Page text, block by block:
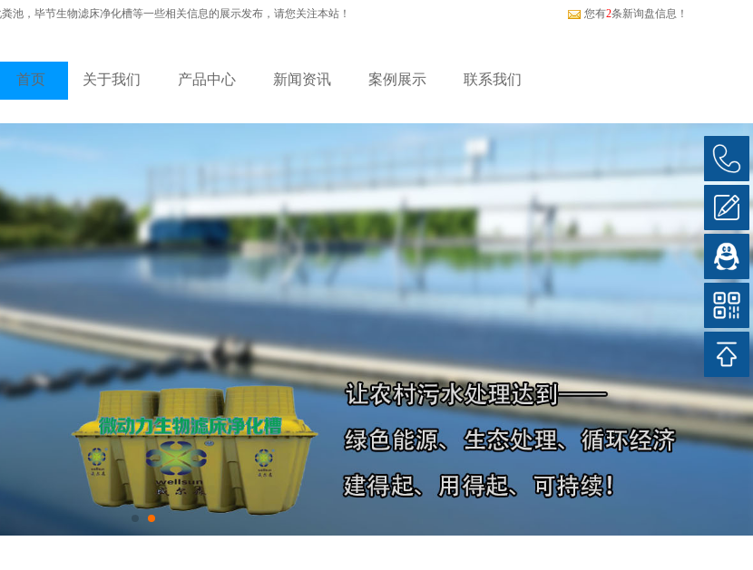
池，毕节生物滤床净化槽等一些相关信息的展示发布，请您关注本站！ 您有2条新询盘信息！
首页 关于我们 产品中心 新闻资讯 案例展示 联系我们